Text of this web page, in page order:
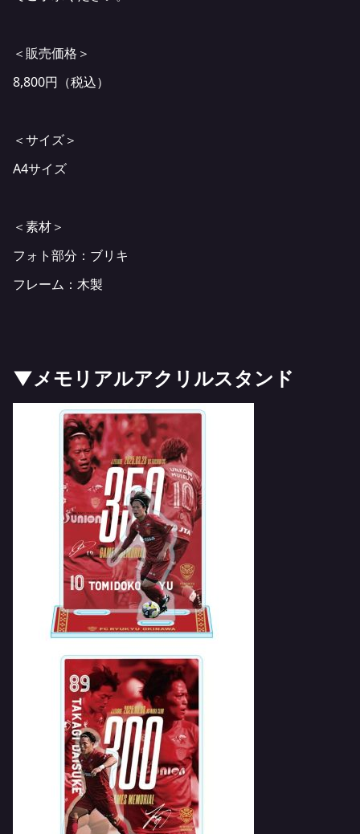
＜販売価格＞
8,800円（税込）
＜サイズ＞
A4サイズ
＜素材＞
フォト部分：ブリキ
フレーム：木製
▼メモリアルアクリルスタンド